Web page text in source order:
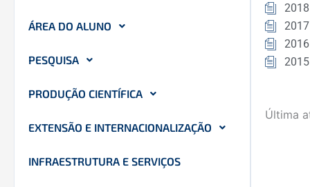
ÁREA DO ALUNO
PESQUISA
PRODUÇÃO CIENTÍFICA
EXTENSÃO E INTERNACIONALIZAÇÃO
INFRAESTRUTURA E SERVIÇOS
2018
2017
2016
2015
Última